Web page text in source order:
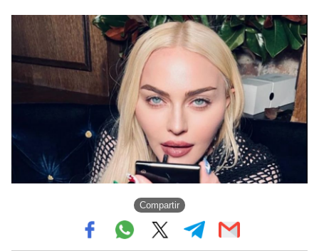
Compartir